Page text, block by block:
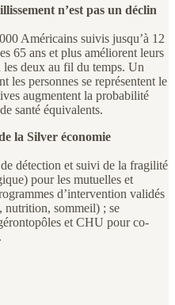
n’est pas un déclin
Américains suivis jusqu’à 12
65 ans et plus améliorent leurs
deux au fil du temps. Un
les personnes se représentent le
augmentent la probabilité
santé équivalents.
la Silver économie
détection et suivi de la fragilité
pour les mutuelles et
d’intervention validés
nutrition, sommeil) ; se
et CHU pour co-